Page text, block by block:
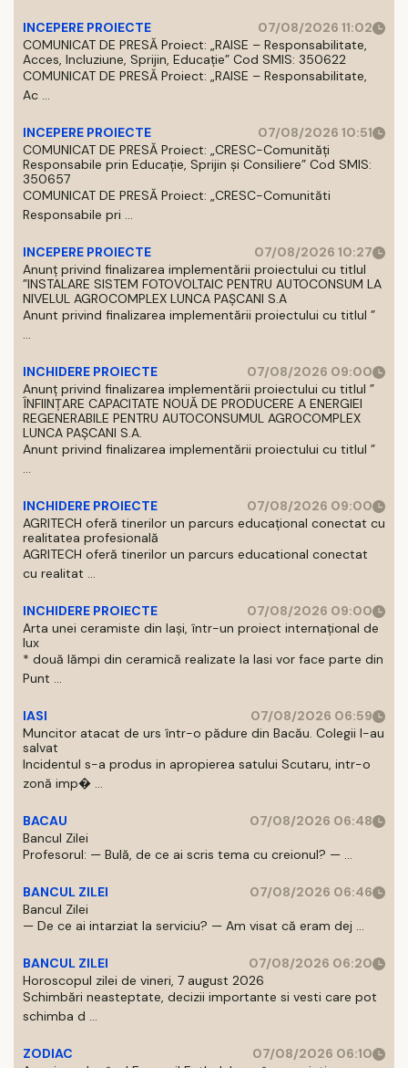
INCEPERE PROIECTE
07/08/2026 11:02
COMUNICAT DE PRESĂ Proiect: „RAISE – Responsabilitate,
Acces, Incluziune, Sprijin, Educație” Cod SMIS: 350622
COMUNICAT DE PRESĂ Proiect: „RAISE – Responsabilitate,
Ac ...
INCEPERE PROIECTE
07/08/2026 10:51
COMUNICAT DE PRESĂ Proiect: „CRESC-Comunități
Responsabile prin Educație, Sprijin și Consiliere” Cod SMIS:
350657
COMUNICAT DE PRESĂ Proiect: „CRESC-Comunităti
Responsabile pri ...
INCEPERE PROIECTE
07/08/2026 10:27
Anunț privind finalizarea implementării proiectului cu titlul
”INSTALARE SISTEM FOTOVOLTAIC PENTRU AUTOCONSUM LA
NIVELUL AGROCOMPLEX LUNCA PAȘCANI S.A
Anunt privind finalizarea implementării proiectului cu titlul ”
...
INCHIDERE PROIECTE
07/08/2026 09:00
Anunț privind finalizarea implementării proiectului cu titlul ”
ÎNFIINȚARE CAPACITATE NOUĂ DE PRODUCERE A ENERGIEI
REGENERABILE PENTRU AUTOCONSUMUL AGROCOMPLEX
LUNCA PAȘCANI S.A.
Anunt privind finalizarea implementării proiectului cu titlul ”
...
INCHIDERE PROIECTE
07/08/2026 09:00
AGRITECH oferă tinerilor un parcurs educațional conectat cu
realitatea profesională
AGRITECH oferă tinerilor un parcurs educational conectat
cu realitat ...
INCHIDERE PROIECTE
07/08/2026 09:00
Arta unei ceramiste din Iași, într-un proiect internațional de
lux
* două lămpi din ceramică realizate la Iasi vor face parte din
Punt ...
IASI
07/08/2026 06:59
Muncitor atacat de urs într-o pădure din Bacău. Colegii l-au
salvat
Incidentul s-a produs in apropierea satului Scutaru, intr-o
zonă imp� ...
BACAU
07/08/2026 06:48
Bancul Zilei
Profesorul: — Bulă, de ce ai scris tema cu creionul? — ...
BANCUL ZILEI
07/08/2026 06:46
Bancul Zilei
— De ce ai intarziat la serviciu? — Am visat că eram dej ...
BANCUL ZILEI
07/08/2026 06:20
Horoscopul zilei de vineri, 7 august 2026
Schimbări neasteptate, decizii importante si vesti care pot
schimba d ...
ZODIAC
07/08/2026 06:10